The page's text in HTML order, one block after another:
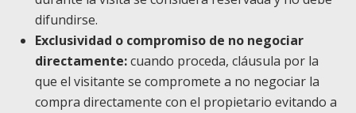
difundirse.
Exclusividad o compromiso de no negociar
directamente:cuando proceda, cláusula por la
que el visitante se compromete a no negociar la
compra directamente con el propietario evitando a